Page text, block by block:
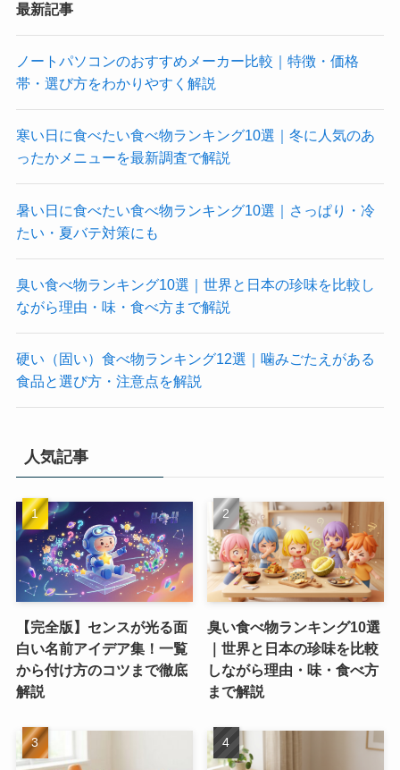
最新記事
ノートパソコンのおすすめメーカー比較｜特徴・価格
帯・選び方をわかりやすく解説
寒い日に食べたい食べ物ランキング10選｜冬に人気のあ
ったかメニューを最新調査で解説
暑い日に食べたい食べ物ランキング10選｜さっぱり・冷
たい・夏バテ対策にも
臭い食べ物ランキング10選｜世界と日本の珍味を比較し
ながら理由・味・食べ方まで解説
硬い（固い）食べ物ランキング12選｜噛みごたえがある
食品と選び方・注意点を解説
人気記事
【完全版】センスが光る面
白い名前アイデア集！一覧
から付け方のコツまで徹底
解説
臭い食べ物ランキング10選
｜世界と日本の珍味を比較
しながら理由・味・食べ方
まで解説